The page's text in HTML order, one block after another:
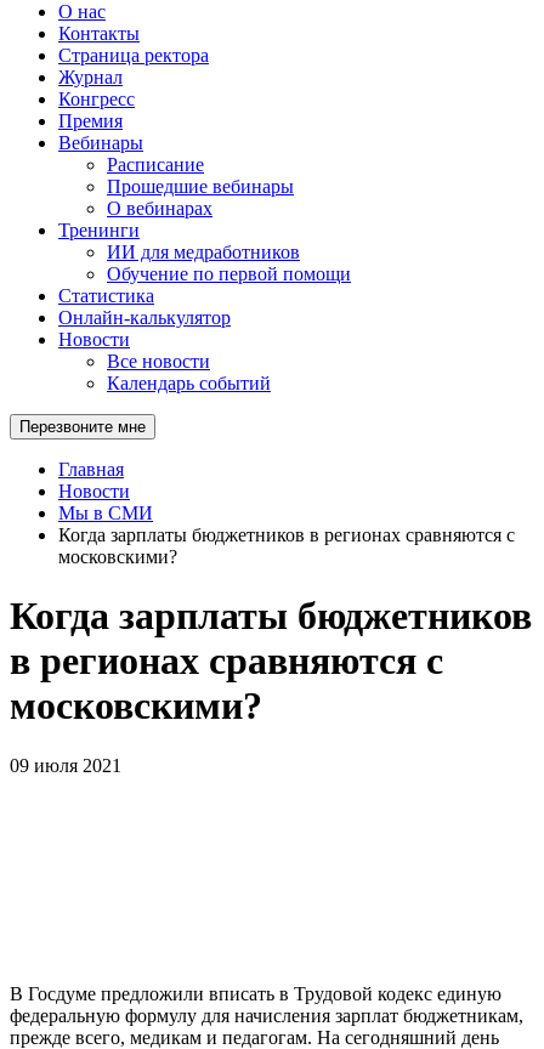
О нас
Контакты
Страница ректора
Журнал
Конгресс
Премия
Вебинары
Расписание
Прошедшие вебинары
О вебинарах
Тренинги
ИИ для медработников
Обучение по первой помощи
Статистика
Онлайн-калькулятор
Новости
Все новости
Календарь событий
Перезвоните мне
Главная
Новости
Мы в СМИ
Когда зарплаты бюджетников в регионах сравняются с
московскими?
Когда зарплаты бюджетников
в регионах сравняются с
московскими?
09 июля 2021
В Госдуме предложили вписать в Трудовой кодекс единую
федеральную формулу для начисления зарплат бюджетникам,
прежде всего, медикам и педагогам. На сегодняшний день